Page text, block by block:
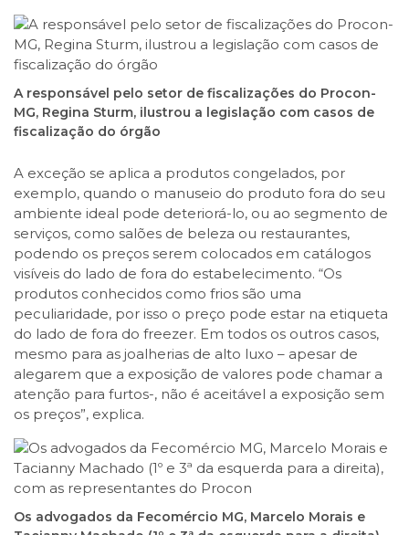
A responsável pelo setor de fiscalizações do Procon-
MG, Regina Sturm, ilustrou a legislação com casos de
fiscalização do órgão
A exceção se aplica a produtos congelados, por
exemplo, quando o manuseio do produto fora do seu
ambiente ideal pode deteriorá-lo, ou ao segmento de
serviços, como salões de beleza ou restaurantes,
podendo os preços serem colocados em catálogos
visíveis do lado de fora do estabelecimento. “Os
produtos conhecidos como frios são uma
peculiaridade, por isso o preço pode estar na etiqueta
do lado de fora do freezer. Em todos os outros casos,
mesmo para as joalherias de alto luxo – apesar de
alegarem que a exposição de valores pode chamar a
atenção para furtos-, não é aceitável a exposição sem
os preços”, explica.
Os advogados da Fecomércio MG, Marcelo Morais e